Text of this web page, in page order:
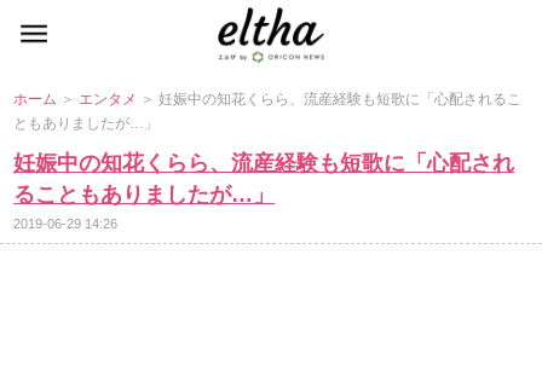
ホーム ＞ エンタメ ＞ 妊娠中の知花くらら、流産経験も短歌に「心配されるこ
ともありましたが…」
妊娠中の知花くらら、流産経験も短歌に「心配され
ることもありましたが…」
2019-06-29 14:26